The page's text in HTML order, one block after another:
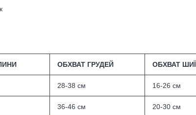
ОБХВАТ ГРУДЕЙ ОБХВАТ ШИЇ
28-38 см 16-26 см
36-46 см 20-30 см